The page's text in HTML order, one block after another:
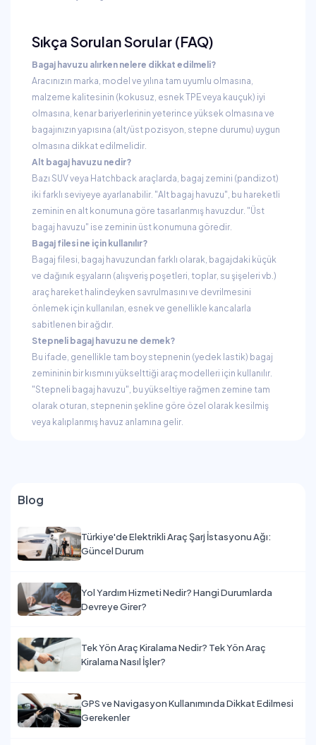
Sıkça Sorulan Sorular (FAQ)
Bagaj havuzu alırken nelere dikkat edilmeli?
Aracınızın marka, model ve yılına tam uyumlu olmasına,
malzeme kalitesinin (kokusuz, esnek TPE veya kauçuk) iyi
olmasına, kenar bariyerlerinin yeterince yüksek olmasına ve
bagajınızın yapısına (alt/üst pozisyon, stepne durumu) uygun
olmasına dikkat edilmelidir.
Alt bagaj havuzu nedir?
Bazı SUV veya Hatchback araçlarda, bagaj zemini (pandizot)
iki farklı seviyeye ayarlanabilir. "Alt bagaj havuzu", bu hareketli
zeminin en alt konumuna göre tasarlanmış havuzdur. "Üst
bagaj havuzu" ise zeminin üst konumuna göredir.
Bagaj filesi ne için kullanılır?
Bagaj filesi, bagaj havuzundan farklı olarak, bagajdaki küçük
ve dağınık eşyaların (alışveriş poşetleri, toplar, su şişeleri vb.)
araç hareket halindeyken savrulmasını ve devrilmesini
önlemek için kullanılan, esnek ve genellikle kancalarla
sabitlenen bir ağdır.
Stepneli bagaj havuzu ne demek?
Bu ifade, genellikle tam boy stepnenin (yedek lastik) bagaj
zemininin bir kısmını yükselttiği araç modelleri için kullanılır.
"Stepneli bagaj havuzu", bu yükseltiye rağmen zemine tam
olarak oturan, stepnenin şekline göre özel olarak kesilmiş
veya kalıplanmış havuz anlamına gelir.
Blog
Türkiye'de Elektrikli Araç Şarj İstasyonu Ağı:
Güncel Durum
Yol Yardım Hizmeti Nedir? Hangi Durumlarda
Devreye Girer?
Tek Yön Araç Kiralama Nedir? Tek Yön Araç
Kiralama Nasıl İşler?
GPS ve Navigasyon Kullanımında Dikkat Edilmesi
Gerekenler